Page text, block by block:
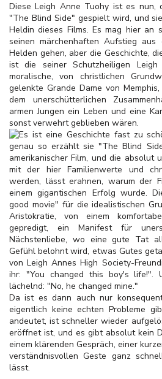
Diese Leigh Anne Tuohy ist es nun,
"The Blind Side" gespielt wird, und
Heldin dieses Films. Es mag hier an
seinen märchenhaften Aufstieg
Helden gehen, aber die Geschichte,
ist die seiner Schutzheiligen Leigh
moralische, von christlichen
gelenkte Grande Dame von
dem unerschütterlichen
armen Jungen ein Leben und eine
sonst verwehrt geblieben wären.
Es ist eine Geschichte fast zu
genau so erzählt sie "The Blind
amerikanischer Film, und die absolut
mit der hier Familienwerte und
werden, lässt erahnen, warum der
einem gigantischen Erfolg wurde.
good movie" für die idealistischen
Aristokratie, von einem
gepredigt, ein Manifest für
Nächstenliebe, wo eine gute Tat
Gefühl belohnt wird, etwas Gutes
von Leigh Annes High Society-
ihr: "You changed this boy's life!".
lächelnd: "No, he changed mine."
Da ist es dann auch nur
eigentlich keine echten Probleme
andeutet, ist schneller wieder
eröffnet ist, und es gibt absolut kein
einem klärenden Gespräch, einer
verständnisvollen Geste ganz
lässt.